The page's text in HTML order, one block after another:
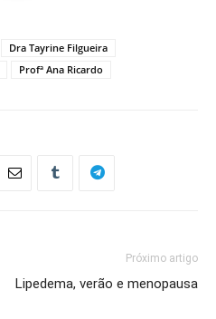
Dra Tayrine Filgueira
Profª Ana Ricardo
Próximo artigo
Lipedema, verão e menopausa